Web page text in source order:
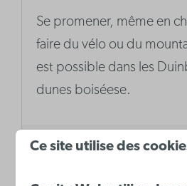
Se promener, même en
faire du vélo ou du
est possible dans les
dunes boiséese.
Plus
Ce site utilise des